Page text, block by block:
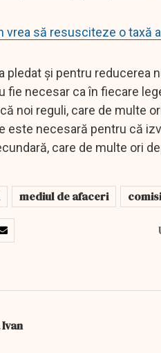
vrea să resusciteze o taxă
pledat şi pentru reducerea
fie necesar ca în fiecare
noi reguli, care de multe
este necesară pentru că
care de multe ori
mediul de afaceri